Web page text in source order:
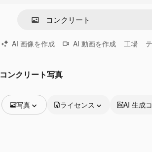
AI 画像を作成 AI 動画を作成 工場
コンクリート写真
写真 ライセンス AI 生成